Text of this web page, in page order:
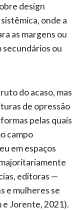
design
onde a
as margens ou
secundários ou
do acaso, mas
de opressão
pelas quais
campo
em espaços
editoras —
e mulheres se
e Jorente, 2021).